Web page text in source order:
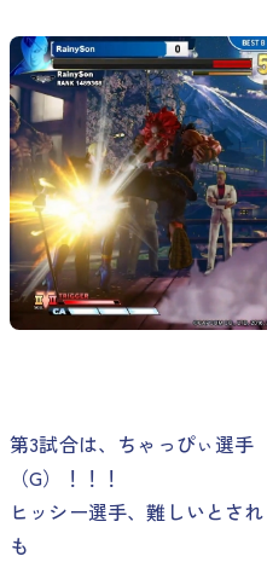
第3試合は、ちゃっぴぃ選手
（G）！！！
ヒッシー選手、難しいとさ
も